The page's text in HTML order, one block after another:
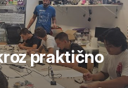
praktično